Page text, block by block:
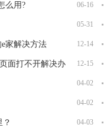
06-16
么用?
05-31
12-14
家解决方法
12-15
面打不开解决办
04-02
04-02
04-03